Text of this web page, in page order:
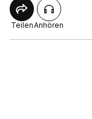
TeilenAnhören